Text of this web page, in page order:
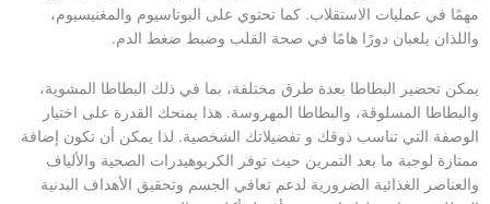
مهمًا في عمليات الاستقلاب. كما تحتوي على البوتاسيوم والمغنيسيوم،
واللذان يلعبان دورًا هامًا في صحة القلب وضبط ضغط الدم.
يمكن تحضير البطاطا بعدة طرق مختلفة، بما في ذلك البطاطا المشوية،
والبطاطا المسلوقة، والبطاطا المهروسة. هذا يمنحك القدرة على اختيار
الوصفة التي تناسب ذوقك و تفضيلاتك الشخصية. لذا يمكن أن تكون إضافة
ممتازة لوجبة ما بعد التمرين حيث توفر الكربوهيدرات الصحية والألياف
والعناصر الغذائية الضرورية لدعم تعافي الجسم وتحقيق الأهداف البدنية